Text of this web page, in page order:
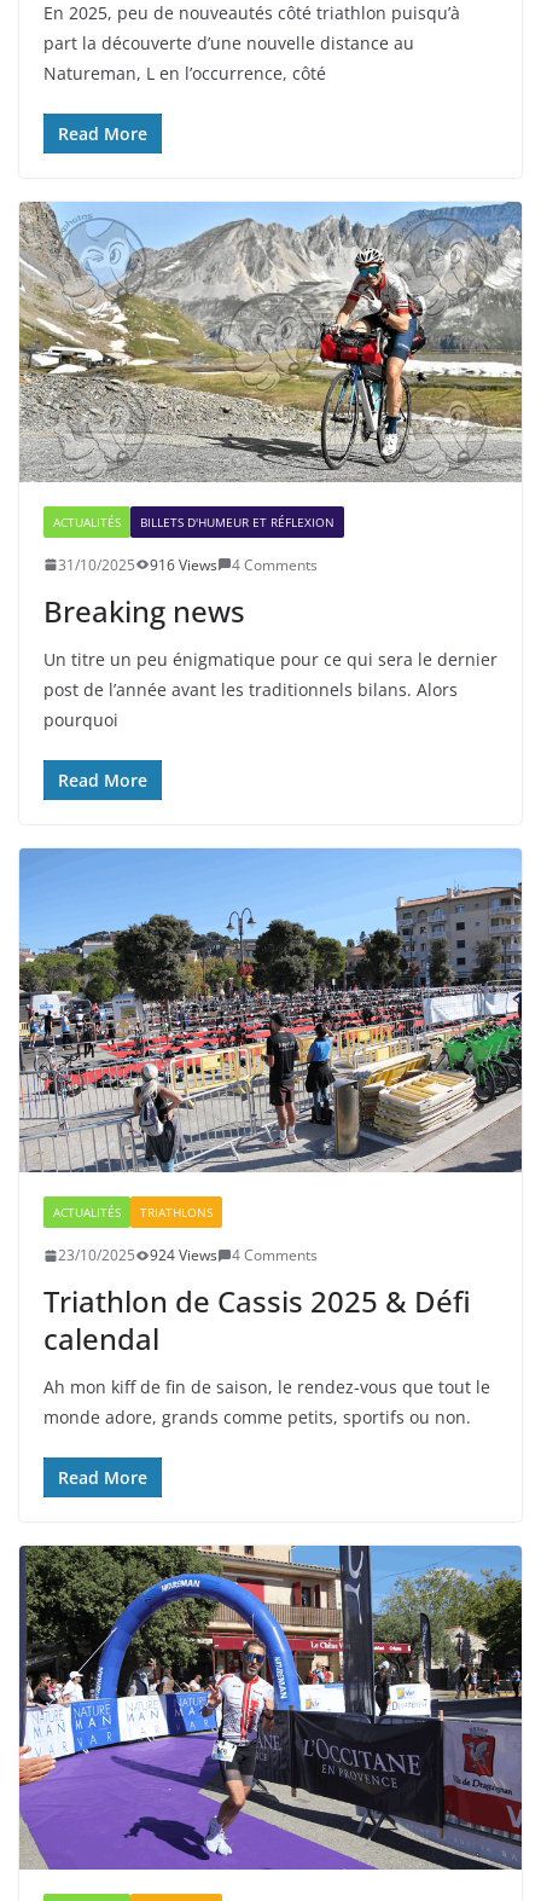
En 2025, peu de nouveautés côté triathlon puisqu’à
part la découverte d’une nouvelle distance au
Natureman, L en l’occurrence, côté
Read More
ACTUALITÉS BILLETS D'HUMEUR ET RÉFLEXION
31/10/2025 916 Views 4 Comments
Breaking news
Un titre un peu énigmatique pour ce qui sera le dernier
post de l’année avant les traditionnels bilans. Alors
pourquoi
Read More
ACTUALITÉS TRIATHLONS
23/10/2025 924 Views 4 Comments
Triathlon de Cassis 2025 & Défi
calendal
Ah mon kiff de fin de saison, le rendez-vous que tout le
monde adore, grands comme petits, sportifs ou non.
Read More